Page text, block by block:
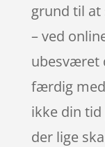
grund til at
– ved
ubesværet
færdig
ikke din tid
der lige